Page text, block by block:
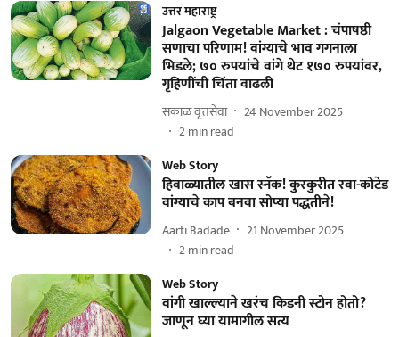
उत्तर महाराष्ट्र
Jalgaon Vegetable Market : चंपाषष्ठी
सणाचा परिणाम! वांग्याचे भाव गगनाला
भिडले; ७० रुपयांचे वांगे थेट १७० रुपयांवर,
गृहिणींची चिंता वाढली
सकाळ वृत्तसेवा
24 November 2025
2min read
Web Story
हिवाळ्यातील खास स्नॅक! कुरकुरीत रवा-कोटेड
वांग्याचे काप बनवा सोप्या पद्धतीने!
Aarti Badade
21 November 2025
2min read
Web Story
वांगी खाल्ल्याने खरंच किडनी स्टोन होतो?
जाणून घ्या यामागील सत्य